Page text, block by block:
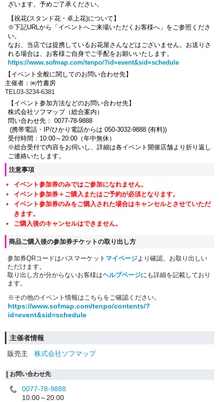
ざいます。 予めご了承ください。
【祝花(スタンド花・卓上花)について】
※下記URLから「イベントへご来場いただくお客様へ」をご参照くださ
い。
なお、当店では提携しているお花屋さんなどはございません。お送りさ
れる場合は、お客様ご自身でご手配をお願いいたします。
https://www.sofmap.com/tenpo/?id=event&sid=schedule
【イベント全般に関してのお問い合わせ先】
主催者：㈱竹書房
TEL03-3234-6381
【イベント参加方法などのお問い合わせ先】
株式会社ソフマップ（総合案内）
問い合わせ先： 0077-78-9888
(携帯電話・IP/ひかり電話からは 050-3032-9888 (有料))
受付時間：10:00～20:00（年中無休）
※総合受付で内容をお伺いし、詳細は各イベント開催店舗より折り返し
ご連絡いたします。
注意事項
イベント参加券のみではご参加になれません。
イベント参加券＋ご購入またはご予約が必須となります。
イベント参加券のみをご購入された場合はキャンセルとさせていただ
きます。
ご購入後のキャンセルはできません。
商品ご購入後の参加券チケットの取り出し方
参加券QRコードはパスマーケット マイページより確認、お取り出しい
ただけます。
取り出し方が分からないお客様はヘルプページにも詳細を記載しており
ます。
※その他のイベント情報はこちらをご確認ください。
https://www.sofmap.com/tenpo/contents/?
id=event&sid=schedule
主催者情報
販売主
株式会社ソフマップ
お問い合わせ先
0077-78-9888
10:00～20:00